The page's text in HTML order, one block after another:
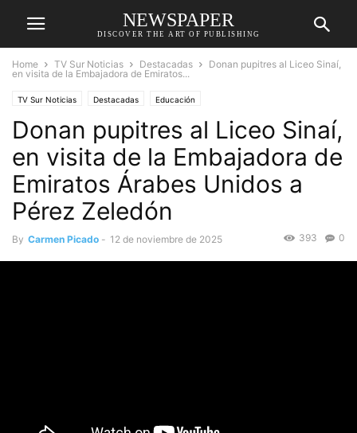
NEWSPAPER
DISCOVER THE ART OF PUBLISHING
Home TV Sur Noticias Destacadas
Donan pupitres al Liceo Sinaí,
en visita de la Embajadora de Emiratos...
TV Sur Noticias Destacadas Educación
Donan pupitres al Liceo Sinaí,
en visita de la Embajadora de
Emiratos Árabes Unidos a
Pérez Zeledón
By Carmen Picado - 12 de noviembre de 2025 0
393